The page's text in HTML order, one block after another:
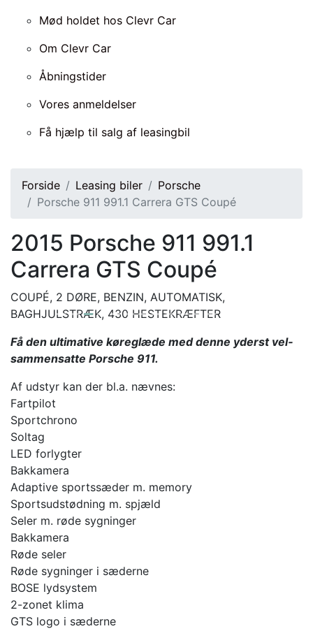
Mød holdet hos Clevr Car
Om Clevr Car
Åbningstider
Vores anmeldelser
Få hjælp til salg af leasingbil
Forside Leasing biler
Porsche
Porsche 911 991.1 Carrera GTS Coupé
2015 Porsche 911 991.1
Carrera GTS Coupé
COUPÉ, 2 DØRE, BENZIN, AUTOMATISK,
BAGHJULSTRÆK, 430 HESTEKRÆFTER
Få den ultimative køreglæde med denne yderst vel­
sammensatte Porsche 911.
Af udstyr kan der bl.a. nævnes:
Fartpilot
Sportchrono
Soltag
LED forlygter
Bakkamera
Adaptive sportssæder m. memory
Sportsudstødning m. spjæld
Seler m. røde sygninger
Bakkamera
Røde seler
Røde sygninger i sæderne
BOSE lydsystem
2-zonet klima
GTS logo i sæderne